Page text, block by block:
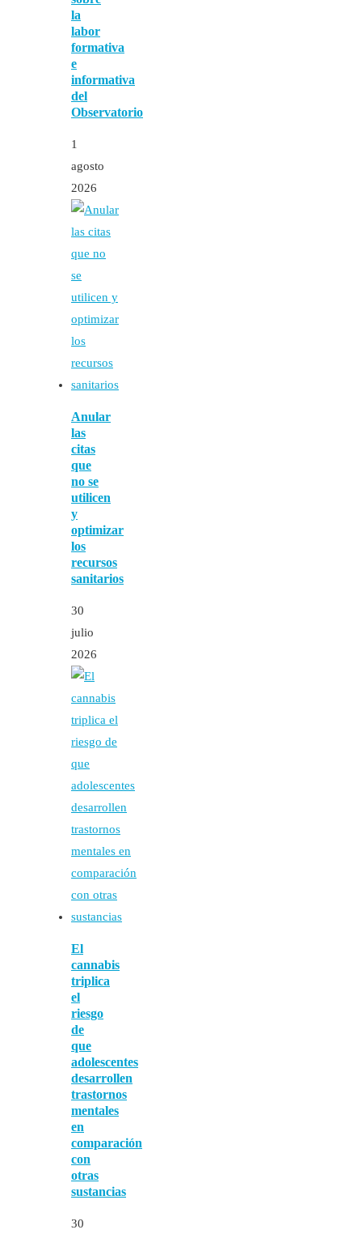
la
labor
formativa
e
informativa
del
Observatorio
1
agosto
2026
Anular
las
citas
que
no se
utilicen
y
optimizar
los
recursos
sanitarios
30
julio
2026
El
cannabis
triplica
el
riesgo
de
que
adolescentes
desarrollen
trastornos
mentales
en
comparación
con
otras
sustancias
30